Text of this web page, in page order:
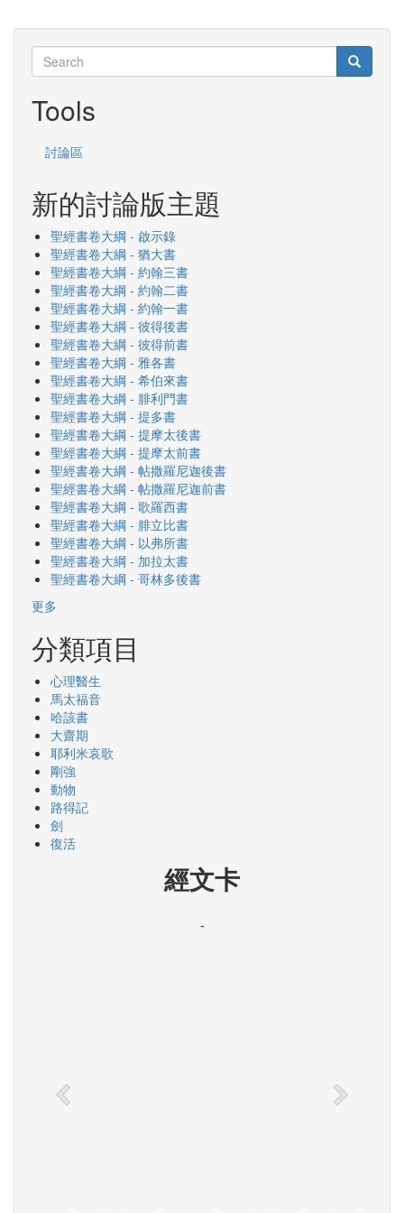
Search
Search Search
Tools
討論區
新的討論版主題
聖經書卷大綱 - 啟示錄
聖經書卷大綱 - 猶大書
聖經書卷大綱 - 約翰三書
聖經書卷大綱 - 約翰二書
聖經書卷大綱 - 約翰一書
聖經書卷大綱 - 彼得後書
聖經書卷大綱 - 彼得前書
聖經書卷大綱 - 雅各書
聖經書卷大綱 - 希伯來書
聖經書卷大綱 - 腓利門書
聖經書卷大綱 - 提多書
聖經書卷大綱 - 提摩太後書
聖經書卷大綱 - 提摩太前書
聖經書卷大綱 - 帖撒羅尼迦後書
聖經書卷大綱 - 帖撒羅尼迦前書
聖經書卷大綱 - 歌羅西書
聖經書卷大綱 - 腓立比書
聖經書卷大綱 - 以弗所書
聖經書卷大綱 - 加拉太書
聖經書卷大綱 - 哥林多後書
更多
分類項目
心理醫生
馬太福音
哈該書
大齋期
耶利米哀歌
剛強
動物
路得記
劍
復活
經文卡
-